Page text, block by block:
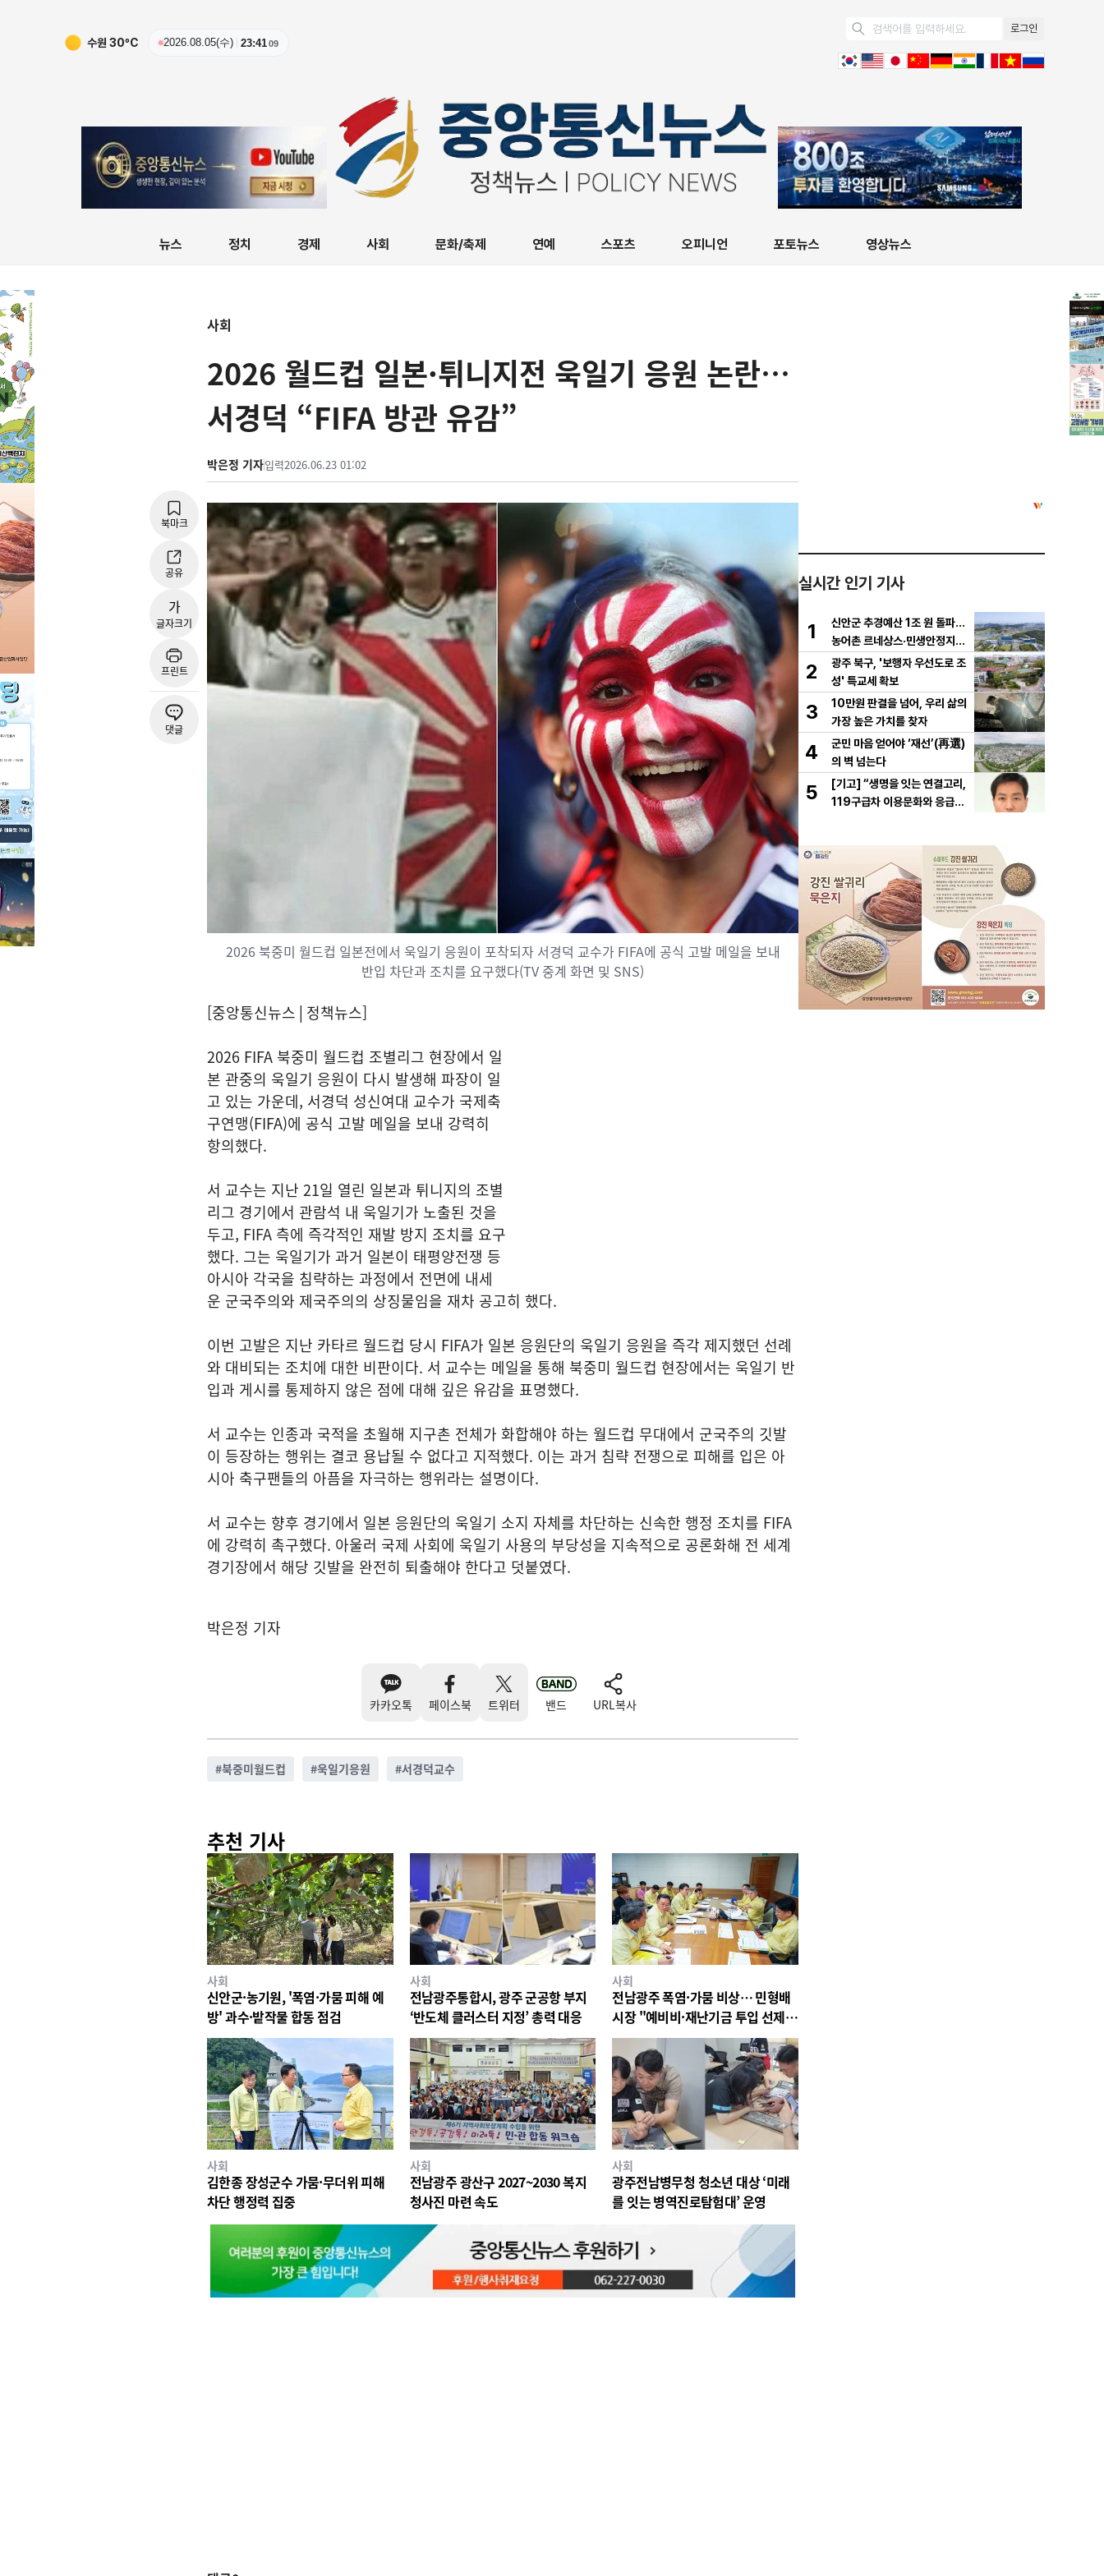
수원 30ºC 2026.08.05(수) 23:4111
로그인
뉴스 정치 경제 사회 문화/축제 연예 스포츠 오피니언 포토뉴스 영상뉴스
사회
2026 월드컵 일본·튀니지전 욱일기 응원 논란…
서경덕 “FIFA 방관 유감”
박은정 기자입력2026.06.23 01:02
북마크
공유
가
글자크기
프린트
댓글
2026 북중미 월드컵 일본전에서 욱일기 응원이 포착되자 서경덕 교수가 FIFA에 공식 고발 메일을 보내
반입 차단과 조치를 요구했다(TV 중계 화면 및 SNS)
[중앙통신뉴스│정책뉴스]
2026 FIFA 북중미 월드컵 조별리그 현장에서 일
본 관중의 욱일기 응원이 다시 발생해 파장이 일
고 있는 가운데, 서경덕 성신여대 교수가 국제축
구연맹(FIFA)에 공식 고발 메일을 보내 강력히
항의했다.
서 교수는 지난 21일 열린 일본과 튀니지의 조별
리그 경기에서 관람석 내 욱일기가 노출된 것을
두고, FIFA 측에 즉각적인 재발 방지 조치를 요구
했다. 그는 욱일기가 과거 일본이 태평양전쟁 등
아시아 각국을 침략하는 과정에서 전면에 내세
운 군국주의와 제국주의의 상징물임을 재차 공고히 했다.
이번 고발은 지난 카타르 월드컵 당시 FIFA가 일본 응원단의 욱일기 응원을 즉각 제지했던 선례
와 대비되는 조치에 대한 비판이다. 서 교수는 메일을 통해 북중미 월드컵 현장에서는 욱일기 반
입과 게시를 통제하지 않은 점에 대해 깊은 유감을 표명했다.
서 교수는 인종과 국적을 초월해 지구촌 전체가 화합해야 하는 월드컵 무대에서 군국주의 깃발
이 등장하는 행위는 결코 용납될 수 없다고 지적했다. 이는 과거 침략 전쟁으로 피해를 입은 아
시아 축구팬들의 아픔을 자극하는 행위라는 설명이다.
서 교수는 향후 경기에서 일본 응원단의 욱일기 소지 자체를 차단하는 신속한 행정 조치를 FIFA
에 강력히 촉구했다. 아울러 국제 사회에 욱일기 사용의 부당성을 지속적으로 공론화해 전 세계
경기장에서 해당 깃발을 완전히 퇴출해야 한다고 덧붙였다.
박은정 기자
카카오톡 페이스북 트위터 밴드 URL복사
#북중미월드컵 #욱일기응원 #서경덕교수
추천 기사
사회
신안군·농기원, '폭염·가뭄 피해 예
방' 과수·밭작물 합동 점검
사회
전남광주통합시, 광주 군공항 부지
‘반도체 클러스터 지정’ 총력 대응
사회
전남광주 폭염·가뭄 비상… 민형배
시장 "예비비·재난기금 투입 선제
대응"
사회
김한종 장성군수 가뭄·무더위 피해
차단 행정력 집중
사회
전남광주 광산구 2027~2030 복지
청사진 마련 속도
사회
광주전남병무청 청소년 대상 ‘미래
를 잇는 병역진로탐험대’ 운영
실시간 인기 기사
1
신안군 추경예산 1조 원 돌파…
농어촌 르네상스·민생안정지원
금 집중 편성
2
광주 북구, '보행자 우선도로 조
성' 특교세 확보
3
10만원 판결을 넘어, 우리 삶의
가장 높은 가치를 찾자
4
군민 마음 얻어야 ‘재선’(再選)
의 벽 넘는다
5
[기고] “생명을 잇는 연결고리,
119구급차 이용문화와 응급처